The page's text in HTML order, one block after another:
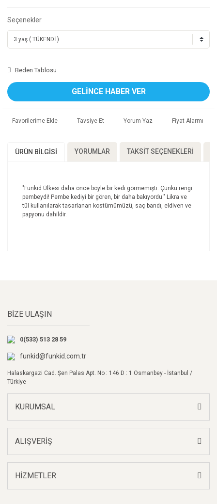
Seçenekler
Beden Tablosu
GELİNCE HABER VER
Tavsiye Et Yorum Yaz Fiyat Alarmı
ÜRÜN BILGISI YORUMLAR TAKSIT SEÇENEKLERI
"Funkid Ülkesi daha önce böyle bir kedi görmemişti. Çünkü rengi
pembeydi! Pembe kediyi bir gören, bir daha bakıyordu." Likra ve
tül kullanılarak tasarlanan kostümümüzü, saç bandı, eldiven ve
papyonu dahildir.
Ürün açıklamasında eksik bilgiler bulunuyor.
Ürün bilgilerinde hatalar bulunuyor.
Ürün fiyatı diğer sitelerden daha pahalı.
Bu ürüne benzer farklı alternatifler olmalı.
BİZE ULAŞIN
0(533) 513 28 59
funkid@funkid.com.tr
Halaskargazi Cad. Şen Palas Apt. No : 146 D : 1 Osmanbey - İstanbul /
Türkiye
KURUMSAL
ALIŞVERİŞ
HİZMETLER